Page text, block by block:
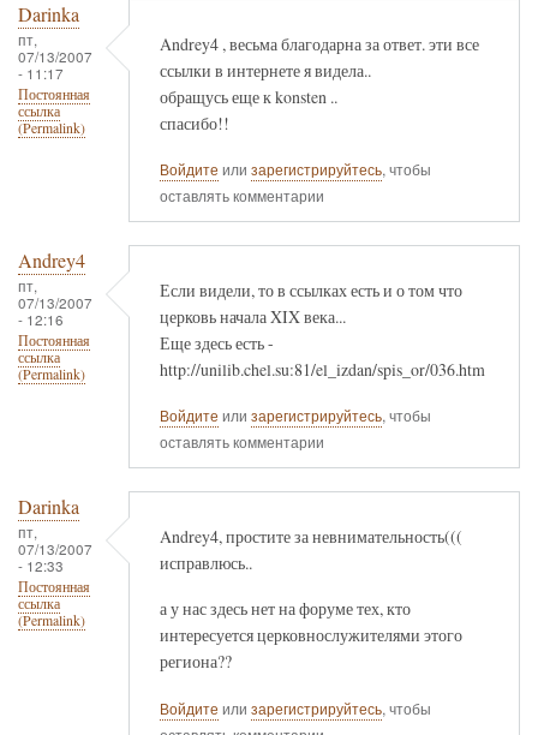
Darinka
пт,
07/13/2007
- 11:17
Постоянная
ссылка
(Permalink)
Andrey4 , весьма благодарна за ответ. эти все
ссылки в интернете я видела..
обращусь еще к konsten ..
спасибо!!
Войдите или зарегистрируйтесь, чтобы
оставлять комментарии
Andrey4
пт,
07/13/2007
- 12:16
Постоянная
ссылка
(Permalink)
Если видели, то в ссылках есть и о том что
церковь начала XIX века...
Еще здесь есть -
http://unilib.chel.su:81/el_izdan/spis_or/036.htm
Войдите или зарегистрируйтесь, чтобы
оставлять комментарии
Darinka
пт,
07/13/2007
- 12:33
Постоянная
ссылка
(Permalink)
Andrey4, простите за невнимательность(((
исправлюсь..
а у нас здесь нет на форуме тех, кто
интересуется церковнослужителями этого
региона??
Войдите или зарегистрируйтесь, чтобы